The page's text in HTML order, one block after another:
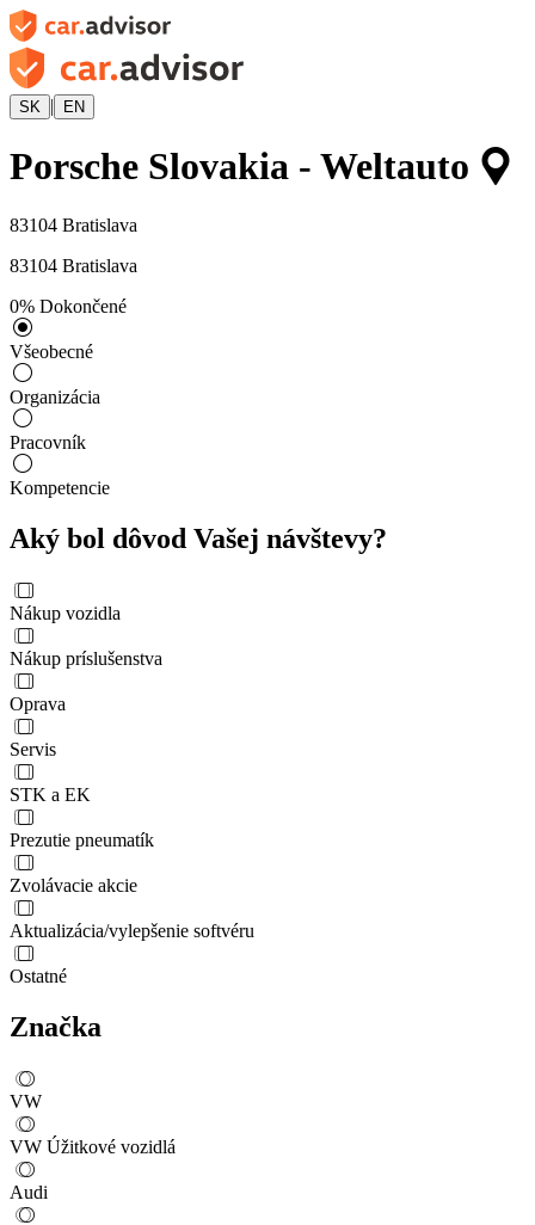
SK | EN
Porsche Slovakia - Weltauto
83104 Bratislava
83104 Bratislava
0% Dokončené
Všeobecné
Organizácia
Pracovník
Kompetencie
Aký bol dôvod Vašej návštevy?
Nákup vozidla
Nákup príslušenstva
Oprava
Servis
STK a EK
Prezutie pneumatík
Zvolávacie akcie
Aktualizácia/vylepšenie softvéru
Ostatné
Značka
VW
VW Úžitkové vozidlá
Audi